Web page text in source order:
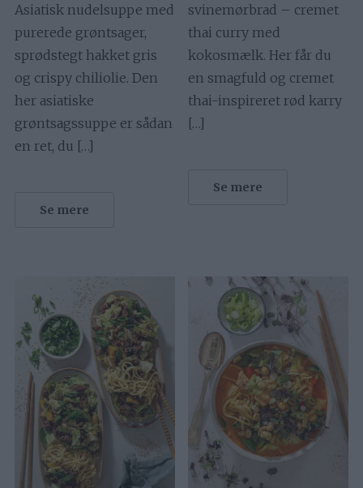
Asiatisk nudelsuppe med
purerede grøntsager,
sprødstegt hakket gris
og crispy chiliolie. Den
her asiatiske
grøntsagssuppe er sådan
en ret, du […]
Se mere
svinemørbrad – cremet
thai curry med
kokosmælk. Her får du
en smagfuld og cremet
thai-inspireret rød karry
[…]
Se mere